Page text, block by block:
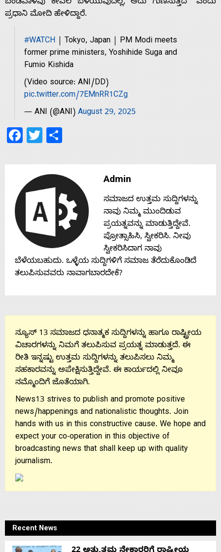
Us
Advertise
With
Contact
Us
ಬಂಡವಾಳವು ಕೇವಲ ಬೆಳೆಯುವುದಿಲ್ಲ, ಅದು ಗುಣಿಸುತ್ತದೆ” ಎಂದು
ಪ್ರಧಾನಿ ಮೋದಿ ಹೇಳಿದ್ದಾರೆ.
#WATCH | Tokyo, Japan | PM Modi meets
former prime ministers, Yoshihide Suga and
Fumio Kishida
(Video source: ANI/DD)
pic.twitter.com/7EMnRR1CZg
— ANI (@ANI)August 29, 2025
Facebook
Twitter
Admin
ಸಮಾಜದ ಉತ್ತಮ ಸುದ್ದಿಗಳನ್ನು
ನಾವು ನಿಮ್ಮ ಮುಂದಿಡುವ
ಪ್ರಯತ್ನವನ್ನು ಮಾಡುತ್ತಿದ್ದೇವೆ.
ಪ್ರೋತ್ಸಾಹಿಸಿ, ಸ್ವೀಕರಿಸಿ. ನೀವು
ಸ್ವೀಕರಿಸಿದಾಗ ನಾವು
ಬೆಳೆಯಬಹುದು. ಒಳ್ಳೆಯ ಸುದ್ದಿಗಳಿಗೆ ಸಮಾಜ ತೆರೆದುಕೊಂಡಿದೆ
ತಲುಪಿಸುವವರು ನಾವಾಗಬಾರದೇಕೆ?
ನ್ಯೂಸ್ 13 ಸಮಾಜದ ಧನಾತ್ಮಕ ಸುದ್ದಿಗಳನ್ನು ಹಾಗೂ ರಾಷ್ಟ್ರೀಯ
ವಿಚಾರಗಳನ್ನು ನಿಮಗೆ ತಲುಪಿಸುವ ಪ್ರಯತ್ನ ಮಾಡುತ್ತದೆ. ಈ
ರೀತಿ ಇನ್ನಷ್ಟು ಉತ್ತಮ ಸುದ್ದಿಗಳನ್ನು ತಲುಪಿಸಲು ನಿಮ್ಮ
ಸಹಕಾರವನ್ನು ಅಪೇಕ್ಷಿಸುತ್ತಿದ್ದೇವೆ. ಈ ಕಾರ್ಯದಲ್ಲಿ ನೀವೂ
ನಮ್ಮೊಂದಿಗೆ ಜೊತೆಯಾಗಿ.
News13 strives to publish and promote positive
news/happenings and nationalistic thoughts. Join
hands with us in this constructive cause. We hope and
expect your co-operation in this objective of
broadcasting news that shall keep up with quality
journalism.
Recent News